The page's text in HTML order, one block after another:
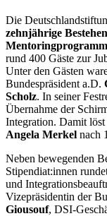
Die
zehnjährige
rund 400 Gäste zur
Unter den Gästen
Bundespräsident a.D.
Scholz. In seiner
Übernahme der
Integration. Damit
Angela Merkel nach
Neben bewegenden
Stipendiat:innen
und
Vizepräsidentin der
Giousouf, DSI-